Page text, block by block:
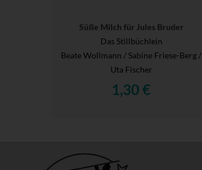
Süße Milch für Jules Bruder
Das Stillbüchlein
Beate Wollmann / Sabine Friese-Berg /
Uta Fischer
1,30 €